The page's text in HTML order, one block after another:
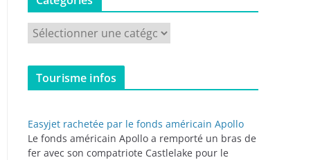
a
t
r
i
Tourisme infos
Easyjet rachetée par le fonds américain Apollo
Le fonds américain Apollo a remporté un bras de
fer avec son compatriote Castlelake pour le